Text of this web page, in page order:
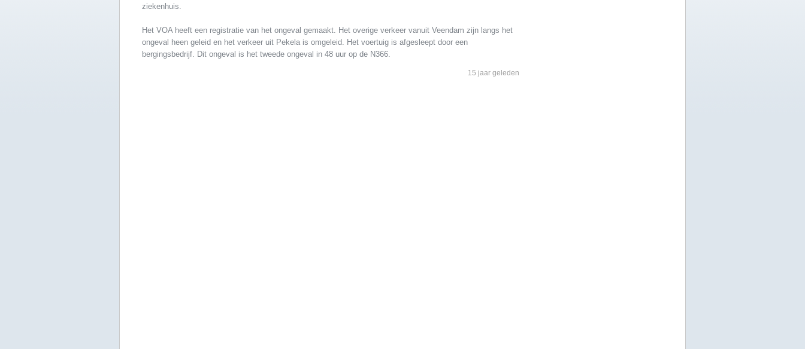
ziekenhuis.
Het VOA heeft een registratie van het ongeval gemaakt. Het overige verkeer vanuit Veendam zijn langs het
ongeval heen geleid en het verkeer uit Pekela is omgeleid. Het voertuig is afgesleept door een
bergingsbedrijf. Dit ongeval is het tweede ongeval in 48 uur op de N366.
15 jaar geleden